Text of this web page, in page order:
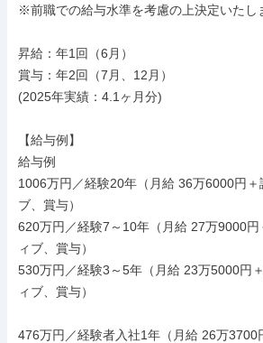
※前職での給与水準を考慮の上決定いたし
昇給：年1回（6月）
賞与：年2回（7月、12月）
(2025年実績：4.1ヶ月分)
【給与例】
給与例
1006万円／経験20年（月給 36万6000円＋
ブ、賞与）
620万円／経験7～10年（月給 27万9000
ィブ、賞与）
530万円／経験3～5年（月給 23万5000円
ィブ、賞与）
476万円／経験者入社1年（月給 26万3700